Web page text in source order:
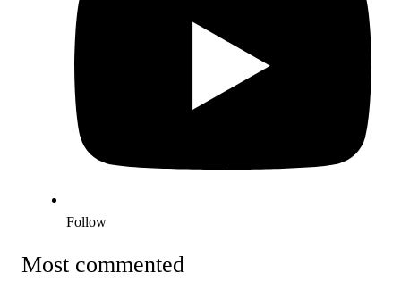
Follow
Most commented